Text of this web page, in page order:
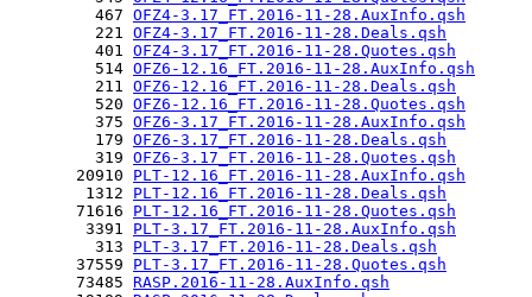
         467
OFZ4-3.17_FT.2016-11-28.AuxInfo.qsh
         221
OFZ4-3.17_FT.2016-11-28.Deals.qsh
         401
OFZ4-3.17_FT.2016-11-28.Quotes.qsh
         514
OFZ6-12.16_FT.2016-11-28.AuxInfo.qsh
         211
OFZ6-12.16_FT.2016-11-28.Deals.qsh
         520
OFZ6-12.16_FT.2016-11-28.Quotes.qsh
         375
OFZ6-3.17_FT.2016-11-28.AuxInfo.qsh
         179
OFZ6-3.17_FT.2016-11-28.Deals.qsh
         319
OFZ6-3.17_FT.2016-11-28.Quotes.qsh
       20910
PLT-12.16_FT.2016-11-28.AuxInfo.qsh
        1312
PLT-12.16_FT.2016-11-28.Deals.qsh
       71616
PLT-12.16_FT.2016-11-28.Quotes.qsh
        3391
PLT-3.17_FT.2016-11-28.AuxInfo.qsh
         313
PLT-3.17_FT.2016-11-28.Deals.qsh
       37559
PLT-3.17_FT.2016-11-28.Quotes.qsh
       73485
RASP.2016-11-28.AuxInfo.qsh